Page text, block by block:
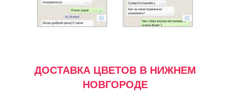
ДОСТАВКА ЦВЕТОВ В НИЖНЕМ
НОВГОРОДЕ